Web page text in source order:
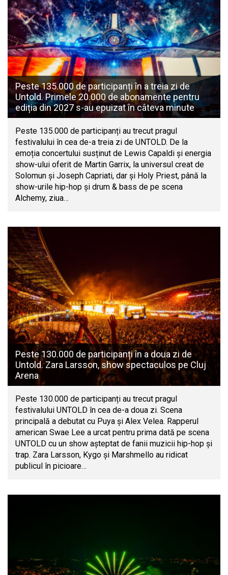
Peste 135.000 de participanți în a treia zi de
Untold. Primele 20.000 de abonamente pentru
ediția din 2027 s-au epuizat în câteva minute
Peste 135.000 de participanți au trecut pragul
festivalului în cea de-a treia zi de UNTOLD. De la
emoția concertului susținut de Lewis Capaldi și energia
show-ului oferit de Martin Garrix, la universul creat de
Solomun și Joseph Capriati, dar și Holy Priest, până la
show-urile hip-hop și drum & bass de pe scena
Alchemy, ziua…
Peste 130.000 de participanți în a doua zi de
Untold. Zara Larsson, show spectaculos pe Cluj
Arena
Peste 130.000 de participanți au trecut pragul
festivalului UNTOLD în cea de-a doua zi. Scena
principală a debutat cu Puya și Alex Velea. Rapperul
american Swae Lee a urcat pentru prima dată pe scena
UNTOLD cu un show așteptat de fanii muzicii hip-hop și
trap. Zara Larsson, Kygo și Marshmello au ridicat
publicul în picioare…